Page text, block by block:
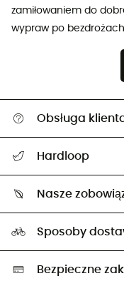
zamiłowaniem do
wypraw po bezdrożach.
Obsługa
Śledzenie przesyłki
Zwrot artykułów i zwrot
Hardloop
Ambasadorzy
Nasze
Neutralność węglowa
Wybrane produkty eko
Sposoby
Bezpieczne